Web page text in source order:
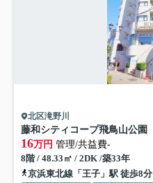
北区滝野川
藤和シティコープ飛鳥山公園
16万円 管理/共益費-
8階 / 48.33㎡ / 2DK /築33年
京浜東北線「王子」駅 徒歩8分